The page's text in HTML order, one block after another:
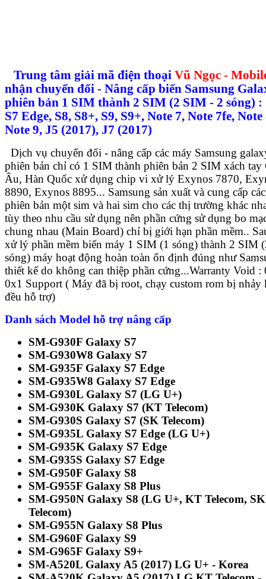
Trung tâm giải mã điện thoại Vũ Ngọc -
nhận chuyển đổi - Nâng cấp biến Samsung
phiên bản 1 SIM thành 2 SIM (2 SIM - 2 sóng) :
S7 Edge, S8, S8+, S9, S9+, Note 7, Note 7fe, Note
Note 9, J5 (2017), J7 (2017)
Dịch vụ chuyển đổi - nâng cấp các máy Samsung
phiên bản chỉ có 1 SIM thành phiên bản 2 SIM xách tay
Âu, Hàn Quốc xử dụng chip vi xử lý Exynos 7870,
8890, Exynos 8895... Samsung sản xuất và cung cấp các
phiên bản một sim và hai sim cho các thị trường khác
tùy theo nhu cầu sử dụng nên phần cứng sử dụng bo
chung nhau (Main Board) chỉ bị giới hạn phần mềm..
xử lý phần mềm biến máy 1 SIM (1 sóng) thành 2 SIM
sóng) máy hoạt động hoàn toàn ổn định đúng như
thiết kế do không can thiệp phần cứng...Warranty Void :
0x1 Support ( Máy đã bị root, chạy custom rom bị nhảy
đều hỗ trợ)
Danh sách Model hỗ trợ nâng cấp
SM-G930F Galaxy S7
SM-G930W8 Galaxy S7
SM-G935F Galaxy S7 Edge
SM-G935W8 Galaxy S7 Edge
SM-G930L Galaxy S7 (LG U+)
SM-G930K Galaxy S7 (KT Telecom)
SM-G930S Galaxy S7 (SK Telecom)
SM-G935L Galaxy S7 Edge (LG U+)
SM-G935K Galaxy S7 Edge
SM-G935S Galaxy S7 Edge
SM-G950F Galaxy S8
SM-G955F Galaxy S8 Plus
SM-G950N Galaxy S8 (LG U+, KT Telecom, SK
Telecom)
SM-G955N Galaxy S8 Plus
SM-G960F Galaxy S9
SM-G965F Galaxy S9+
SM-A520L Galaxy A5 (2017) LG U+ - Korea